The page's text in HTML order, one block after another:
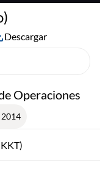
Operaciones
Descargar